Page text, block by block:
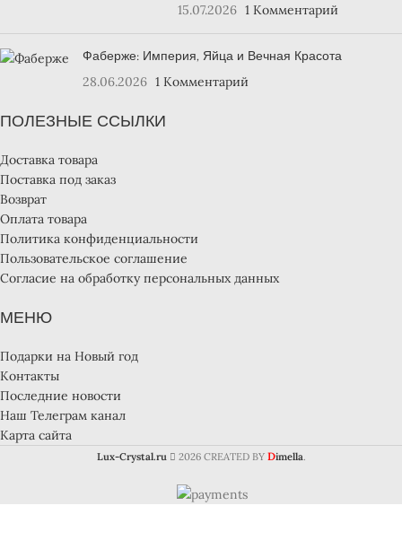
15.07.2026 1 Комментарий
Фаберже: Империя, Яйца и Вечная Красота
28.06.2026 1 Комментарий
ПОЛЕЗНЫЕ ССЫЛКИ
Доставка товара
Поставка под заказ
Возврат
Оплата товара
Политика конфиденциальности
Пользовательское соглашение
Согласие на обработку персональных данных
МЕНЮ
Подарки на Новый год
Контакты
Последние новости
Наш Телеграм канал
Карта сайта
Lux-Crystal.ru 2026 CREATED BY Dimella.